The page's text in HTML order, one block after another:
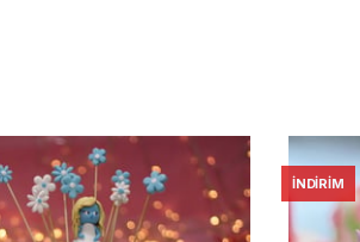
İNDIRIM